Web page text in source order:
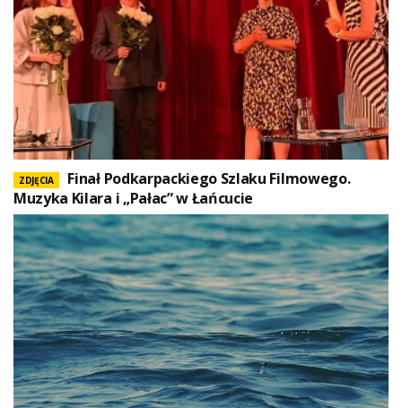
ZDJĘCIA
Finał Podkarpackiego Szlaku Filmowego.
Muzyka Kilara i „Pałac” w Łańcucie